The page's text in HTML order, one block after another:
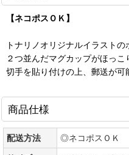
【ネコポスＯＫ】
トナリノオリジナルイラストの
２つ並んだマグカップがほっこ
切手を貼り付けの上、郵送が可
商品仕様
配送方法
◎ネコポスＯＫ